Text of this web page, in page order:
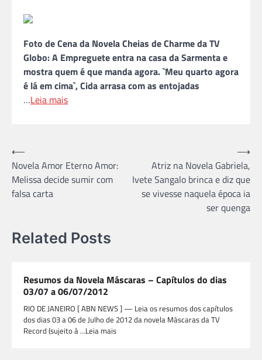
Foto de Cena da Novela Cheias de Charme da TV
Globo: A Empreguete entra na casa da Sarmenta e
mostra quem é que manda agora. `Meu quarto agora
é lá em cima`, Cida arrasa com as entojadas
…Leia mais
Navegação
de
Post
⟵
Novela Amor Eterno Amor:
Melissa decide sumir com
falsa carta
Atriz na Novela Gabriela,
Ivete Sangalo brinca e diz que
se vivesse naquela época ia
ser quenga
⟶
Related Posts
Resumos da Novela Máscaras – Capítulos do dias
03/07 a 06/07/2012
RIO DE JANEIRO [ ABN NEWS ] — Leia os resumos dos capítulos
dos dias 03 a 06 de Julho de 2012 da novela Máscaras da TV
Record (sujeito à …Leia mais